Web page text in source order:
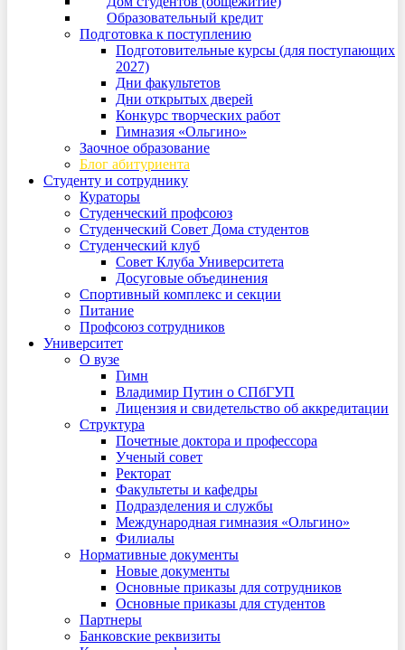
Образовательный кредит
Подготовка к поступлению
Подготовительные курсы (для поступающих
2027)
Дни факультетов
Дни открытых дверей
Конкурс творческих работ
Гимназия «Ольгино»
Заочное образование
Блог абитуриента
Студенту и сотруднику
Кураторы
Студенческий профсоюз
Студенческий Совет Дома студентов
Студенческий клуб
Совет Клуба Университета
Досуговые объединения
Спортивный комплекс и секции
Питание
Профсоюз сотрудников
Университет
О вузе
Гимн
Владимир Путин о СПбГУП
Лицензия и свидетельство об аккредитации
Структура
Почетные доктора и профессора
Ученый совет
Ректорат
Факультеты и кафедры
Подразделения и службы
Международная гимназия «Ольгино»
Филиалы
Нормативные документы
Новые документы
Основные приказы для сотрудников
Основные приказы для студентов
Партнеры
Банковские реквизиты